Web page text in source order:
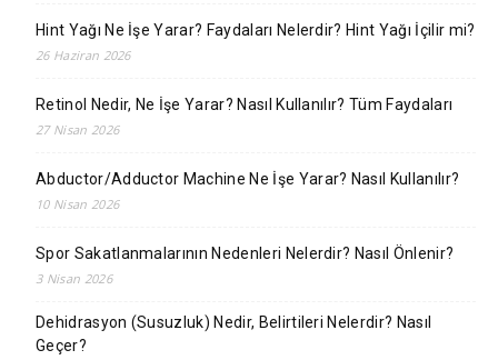
Hint Yağı Ne İşe Yarar? Faydaları Nelerdir? Hint Yağı İçilir mi?
26 Haziran 2026
Retinol Nedir, Ne İşe Yarar? Nasıl Kullanılır? Tüm Faydaları
27 Nisan 2026
Abductor/Adductor Machine Ne İşe Yarar? Nasıl Kullanılır?
10 Nisan 2026
Spor Sakatlanmalarının Nedenleri Nelerdir? Nasıl Önlenir?
3 Nisan 2026
Dehidrasyon (Susuzluk) Nedir, Belirtileri Nelerdir? Nasıl
Geçer?